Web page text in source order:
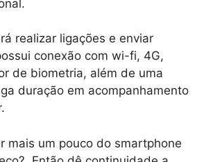
realizar ligações e enviar
conexão com wi-fi, 4G,
de biometria, além de uma
duração em acompanhamento
mais um pouco do smartphone